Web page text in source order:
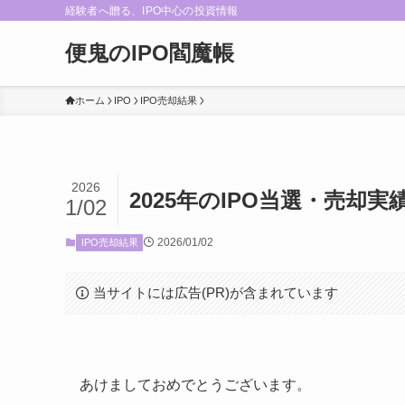
経験者へ贈る、IPO中心の投資情報
便鬼のIPO閻魔帳
ホーム IPO IPO売却結果
2025年のIPO当選・売却実
2026
1/02
IPO売却結果 2026/01/02
当サイトには広告(PR)が含まれています
あけましておめでとうございます。